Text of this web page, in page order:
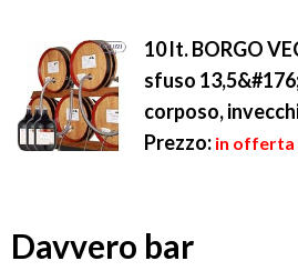
10 lt. BORGO
sfuso
corposo,
Prezzo: in offerta
Davvero bar